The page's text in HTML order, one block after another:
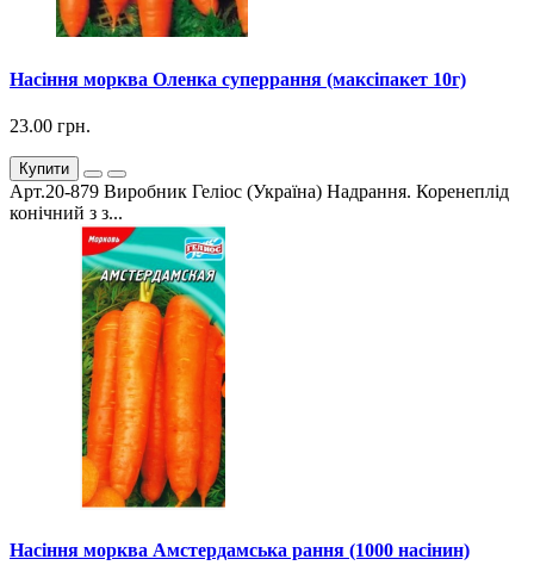
Насіння морква Оленка суперрання (максіпакет 10г)
23.00 грн.
Купити
Арт.20-879 Виробник Геліос (Україна) Надрання. Коренеплід
конічний з з...
Насіння морква Амстердамська рання (1000 насінин)